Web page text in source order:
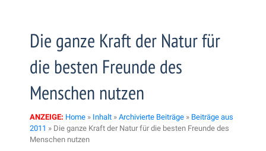
Die ganze Kraft der Natur für
die besten Freunde des
Menschen nutzen
ANZEIGE: Home » Inhalt » Archivierte Beiträge » Beiträge aus
2011 » Die ganze Kraft der Natur für die besten Freunde des
Menschen nutzen